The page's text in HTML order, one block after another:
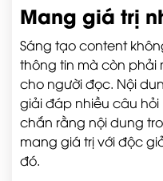
Mang giá trị
Sáng tạo content
thông tin mà còn phải
cho người đọc. Nội
giải đáp nhiều câu
chắn rằng nội dung
mang giá trị với độc
đó.